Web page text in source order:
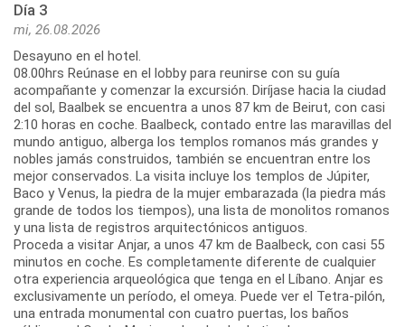
Día 3
mi, 26.08.2026
Desayuno en el hotel.
08.00hrs Reúnase en el lobby para reunirse con su guía
acompañante y comenzar la excursión. Diríjase hacia la ciudad
del sol, Baalbek se encuentra a unos 87 km de Beirut, con casi
2:10 horas en coche. Baalbeck, contado entre las maravillas del
mundo antiguo, alberga los templos romanos más grandes y
nobles jamás construidos, también se encuentran entre los
mejor conservados. La visita incluye los templos de Júpiter,
Baco y Venus, la piedra de la mujer embarazada (la piedra más
grande de todos los tiempos), una lista de monolitos romanos
y una lista de registros arquitectónicos antiguos.
Proceda a visitar Anjar, a unos 47 km de Baalbeck, con casi 55
minutos en coche. Es completamente diferente de cualquier
otra experiencia arqueológica que tenga en el Líbano. Anjar es
exclusivamente un período, el omeya. Puede ver el Tetra-pilón,
una entrada monumental con cuatro puertas, los baños